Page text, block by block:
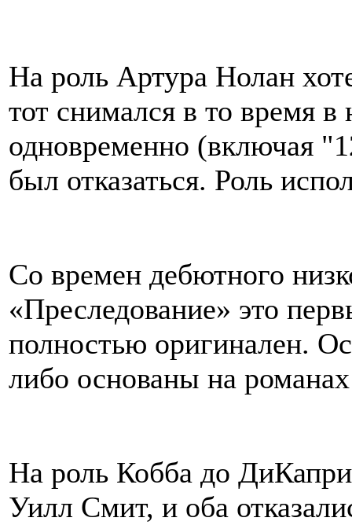
На роль Артура Нолан
тот снимался в то время
одновременно (включая
был отказаться. Роль
Со времен дебютного
«Преследование» это
полностью оригинален.
либо основаны на
На роль Кобба до
Уилл Смит, и оба